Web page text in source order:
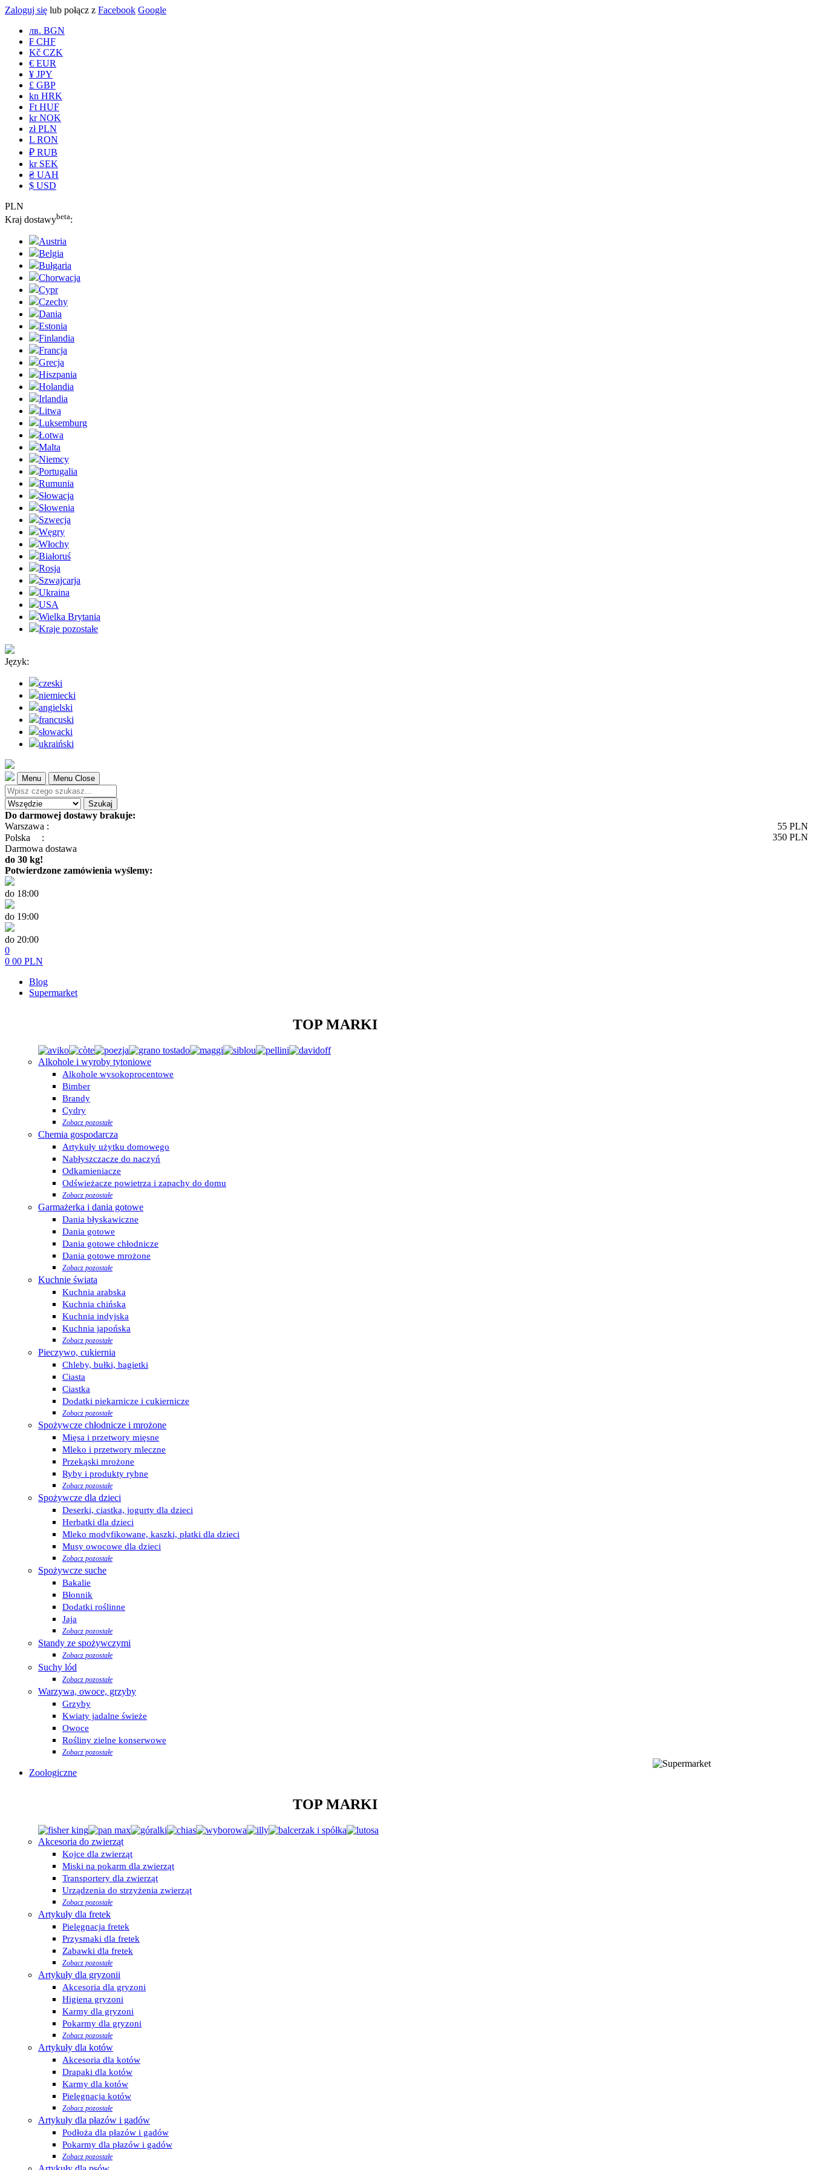
Zaloguj się lub połącz z Facebook Google
лв. BGN
₣ CHF
Kč CZK
€ EUR
¥ JPY
£ GBP
kn HRK
Ft HUF
kr NOK
zł PLN
L RON
₽ RUB
kr SEK
₴ UAH
$ USD
PLN
Kraj dostawybeta:
Austria
Belgia
Bułgaria
Chorwacja
Cypr
Czechy
Dania
Estonia
Finlandia
Francja
Grecja
Hiszpania
Holandia
Irlandia
Litwa
Luksemburg
Łotwa
Malta
Niemcy
Portugalia
Rumunia
Słowacja
Słowenia
Szwecja
Węgry
Włochy
Białoruś
Rosja
Szwajcarja
Ukraina
USA
Wielka Brytania
Kraje pozostałe
Język:
czeski
niemiecki
angielski
francuski
słowacki
ukraiński
Menu Menu Close
Szukaj
Do darmowej dostawy brakuje:
Warszawa :
55 PLN
Polska
: 350 PLN
Darmowa dostawa
do 30 kg!
Potwierdzone zamówienia wyślemy:
do 18:00
do 19:00
do 20:00
0
0 00 PLN
Blog
Supermarket
TOP MARKI
Alkohole i wyroby tytoniowe
Alkohole wysokoprocentowe
Bimber
Brandy
Cydry
Zobacz pozostałe
Chemia gospodarcza
Artykuły użytku domowego
Nabłyszczacze do naczyń
Odkamieniacze
Odświeżacze powietrza i zapachy do domu
Zobacz pozostałe
Garmażerka i dania gotowe
Dania błyskawiczne
Dania gotowe
Dania gotowe chłodnicze
Dania gotowe mrożone
Zobacz pozostałe
Kuchnie świata
Kuchnia arabska
Kuchnia chińska
Kuchnia indyjska
Kuchnia japońska
Zobacz pozostałe
Pieczywo, cukiernia
Chleby, bułki, bagietki
Ciasta
Ciastka
Dodatki piekarnicze i cukiernicze
Zobacz pozostałe
Spożywcze chłodnicze i mrożone
Mięsa i przetwory mięsne
Mleko i przetwory mleczne
Przekąski mrożone
Ryby i produkty rybne
Zobacz pozostałe
Spożywcze dla dzieci
Deserki, ciastka, jogurty dla dzieci
Herbatki dla dzieci
Mleko modyfikowane, kaszki, płatki dla dzieci
Musy owocowe dla dzieci
Zobacz pozostałe
Spożywcze suche
Bakalie
Błonnik
Dodatki roślinne
Jaja
Zobacz pozostałe
Standy ze spożywczymi
Zobacz pozostałe
Suchy lód
Zobacz pozostałe
Warzywa, owoce, grzyby
Grzyby
Kwiaty jadalne świeże
Owoce
Rośliny zielne konserwowe
Zobacz pozostałe
Zoologiczne
TOP MARKI
Akcesoria do zwierząt
Kojce dla zwierząt
Miski na pokarm dla zwierząt
Transportery dla zwierząt
Urządzenia do strzyżenia zwierząt
Zobacz pozostałe
Artykuły dla fretek
Pielęgnacja fretek
Przysmaki dla fretek
Zabawki dla fretek
Zobacz pozostałe
Artykuły dla gryzonii
Akcesoria dla gryzoni
Higiena gryzoni
Karmy dla gryzoni
Pokarmy dla gryzoni
Zobacz pozostałe
Artykuły dla kotów
Akcesoria dla kotów
Drapaki dla kotów
Karmy dla kotów
Pielęgnacja kotów
Zobacz pozostałe
Artykuły dla płazów i gadów
Podłoża dla płazów i gadów
Pokarmy dla płazów i gadów
Zobacz pozostałe